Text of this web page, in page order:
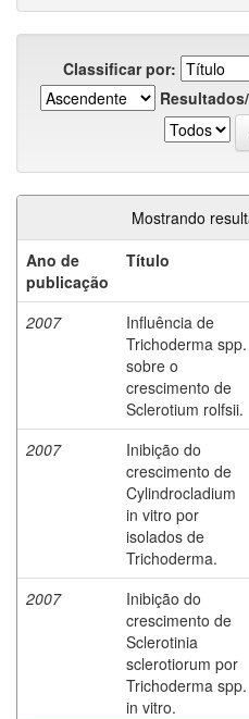
Classificar por:
Mostrando
Ano de
publicação
Título
2007
Influência de
Trichoderma spp.
sobre o
crescimento de
Sclerotium rolfsii.
2007
Inibição do
crescimento de
Cylindrocladium
in vitro por
isolados de
Trichoderma.
2007
Inibição do
crescimento de
Sclerotinia
sclerotiorum por
Trichoderma spp.
in vitro.